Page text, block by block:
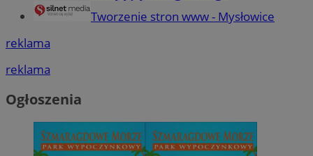
Tworzenie stron www - Mysłowice
reklama
reklama
Ogłoszenia